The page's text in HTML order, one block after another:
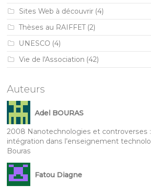
Sites Web à découvrir (4)
Thèses au RAIFFET(2)
UNESCO (4)
Vie de l'Association (42)
Auteurs
Adel BOURAS
2008 Nanotechnologies et controverses
intégration dans l’enseignement
Bouras
Fatou Diagne